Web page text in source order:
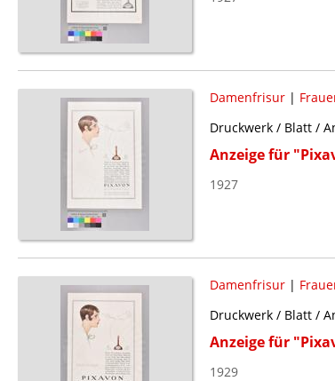
Damenfrisur|
Druckwerk / Blatt /
Anzeige für
1927
Damenfrisur|
Druckwerk / Blatt /
Anzeige für
1929